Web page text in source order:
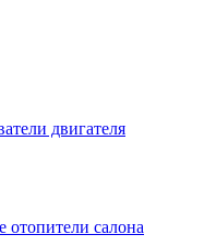
двигателя
салона